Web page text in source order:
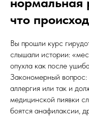
что
Вы прошли курс
слышали истории:
опухла как после
Закономерный вопрос:
аллергия или так и
медицинской пиявки
боятся анафилаксии,